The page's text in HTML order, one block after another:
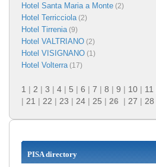
Hotel Santa Maria a Monte (2)
Hotel Terricciola(2)
Hotel Tirrenia(9)
Hotel VALTRIANO (2)
Hotel VISIGNANO (1)
Hotel Volterra(17)
1 | 2 | 3 | 4 | 5 | 6 | 7 | 8 | 9 | 10 | 11
| 21 | 22 | 23 | 24 | 25 | 26 | 27 | 28
PISA directory